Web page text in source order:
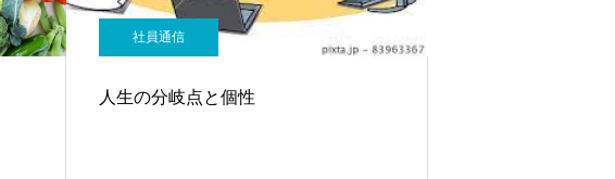
社員通信
人生の分岐点と個性